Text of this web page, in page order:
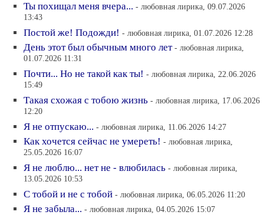
Ты похищал меня вчера... - любовная лирика, 09.07.2026
13:43
Постой же! Подожди! - любовная лирика, 01.07.2026 12:28
День этот был обычным много лет - любовная лирика,
01.07.2026 11:31
Почти... Но не такой как ты! - любовная лирика, 22.06.2026
15:49
Такая схожая с тобою жизнь - любовная лирика, 17.06.2026
12:20
Я не отпускаю... - любовная лирика, 11.06.2026 14:27
Как хочется сейчас не умереть! - любовная лирика,
25.05.2026 16:07
Я не люблю... нет не - влюбилась - любовная лирика,
13.05.2026 10:53
С тобой и не с тобой - любовная лирика, 06.05.2026 11:20
Я не забыла... - любовная лирика, 04.05.2026 15:07